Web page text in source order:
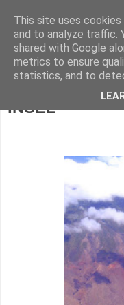
DOR-SCH
INSEL
This site uses
and to analyze traffic.
shared with Google
metrics to ensure
statistics, and to